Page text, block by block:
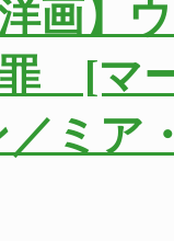
洋画】
[マ
／ミア